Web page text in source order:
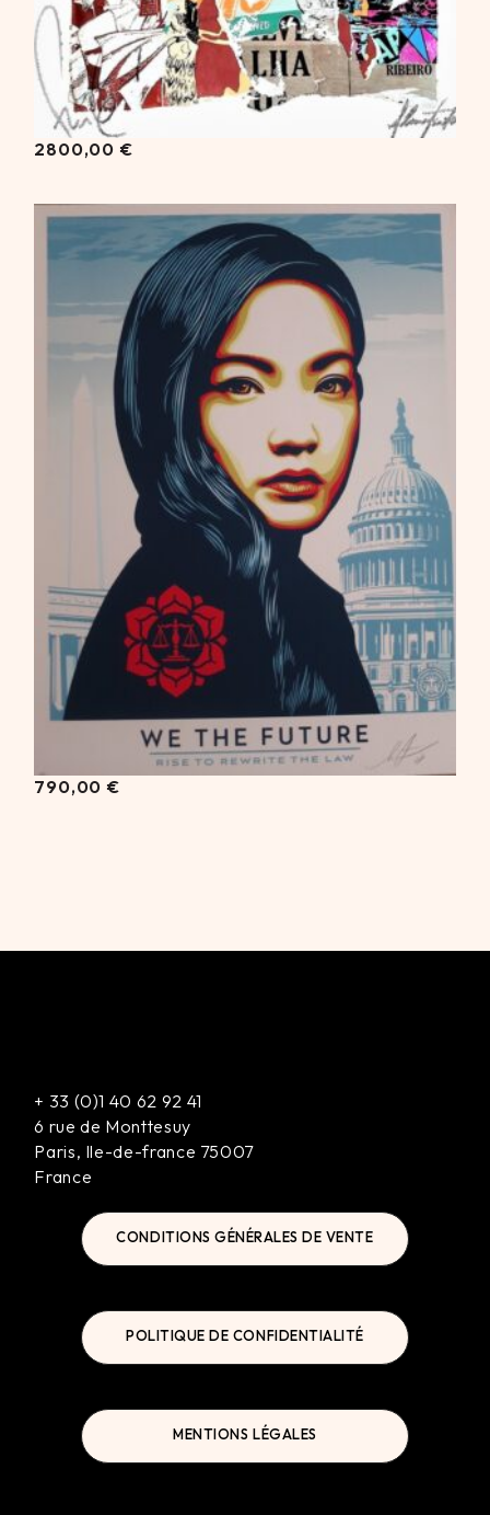
2800,00 €
€
790,00 €
+ 33 (0)1 40 62 92 41
6 rue de Monttesuy
Paris, Ile-de-france 75007
France
CONDITIONS GÉNÉRALES DE VENTE
POLITIQUE DE CONFIDENTIALITÉ
MENTIONS LÉGALES